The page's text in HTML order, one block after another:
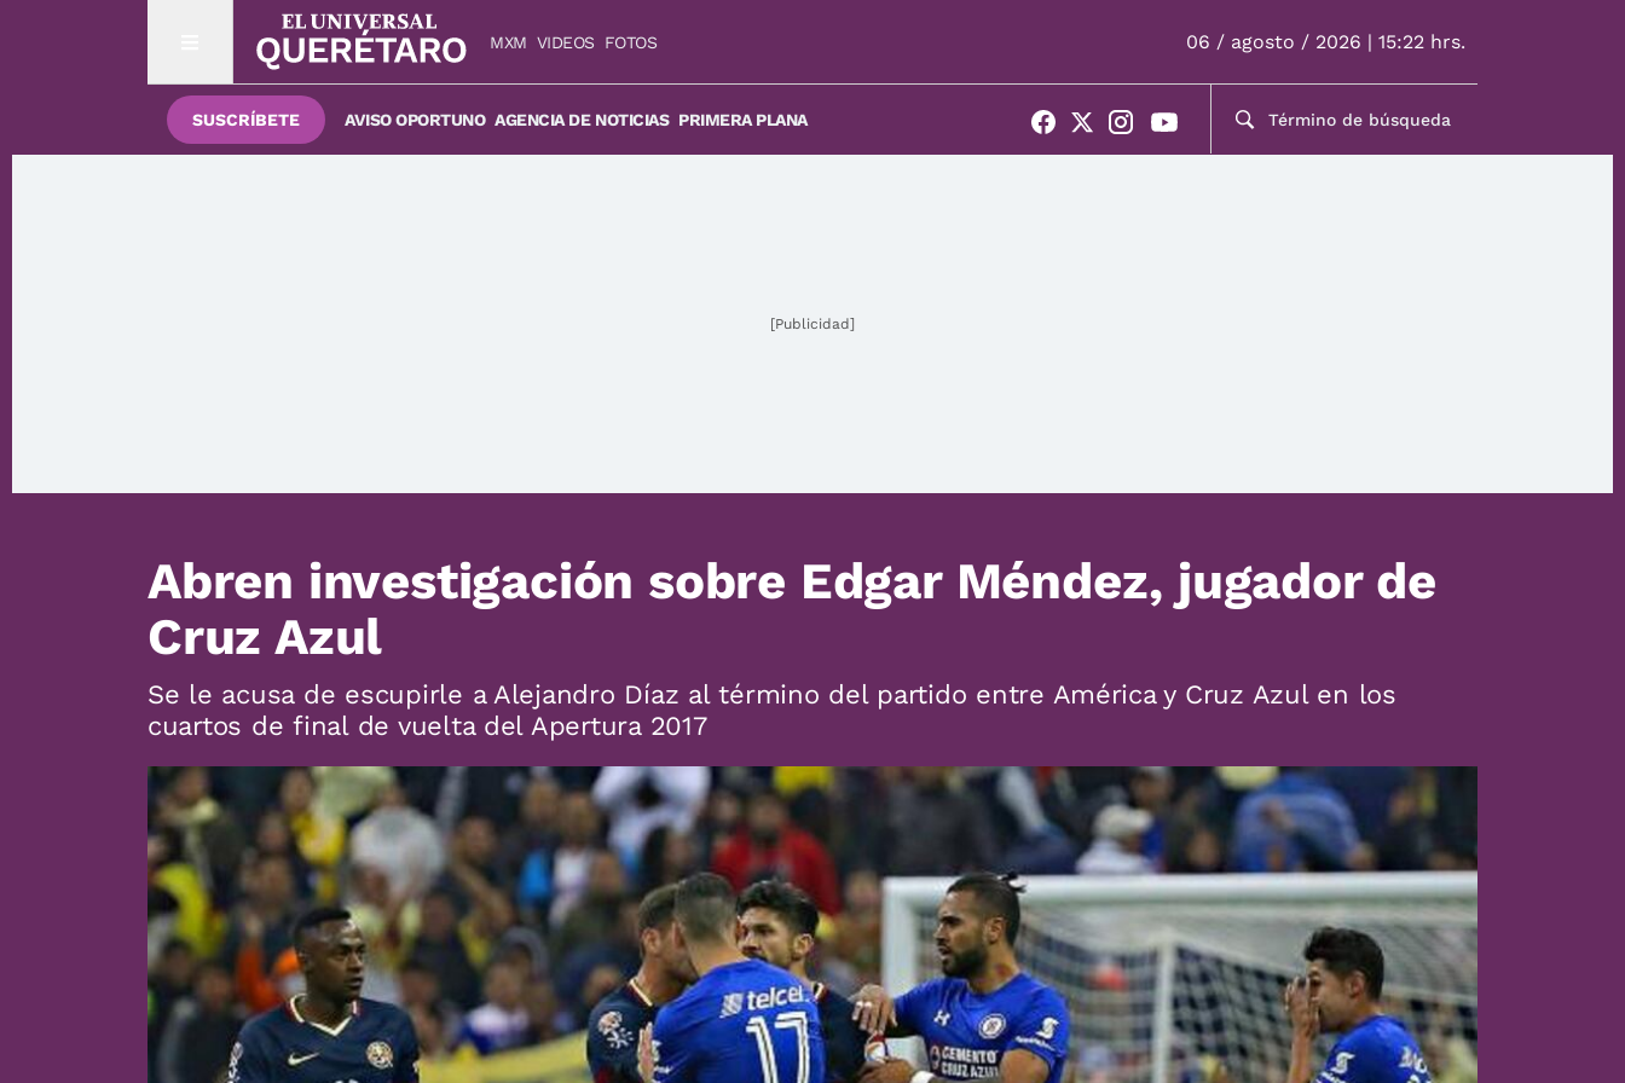
MXM VIDEOS FOTOS 06 / agosto / 2026 | 15:22 hrs.
SUSCRÍBETE AVISO OPORTUNO AGENCIA DE NOTICIAS PRIMERA PLANA
[Publicidad]
Abren investigación sobre Edgar Méndez, jugador de
Cruz Azul
Se le acusa de escupirle a Alejandro Díaz al término del partido entre América y Cruz Azul en los
cuartos de final de vuelta del Apertura 2017